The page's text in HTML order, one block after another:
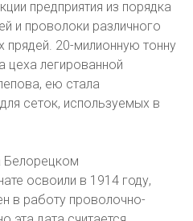
предприятия из порядка
и проволоки различного
прядей. 20-милионную тонну
цеха легированной
ею стала
сеток, используемых в
Белорецком
освоили в 1914 году,
в работу проволочно-